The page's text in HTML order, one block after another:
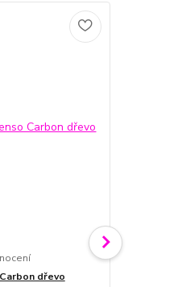
dřevo
Donic